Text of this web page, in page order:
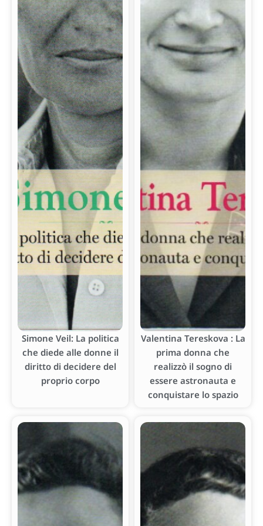
Simone Veil: La politica
che diede alle donne il
diritto di decidere del
proprio corpo
Valentina Tereskova : La
prima donna che
realizzò il sogno di
essere astronauta e
conquistare lo spazio